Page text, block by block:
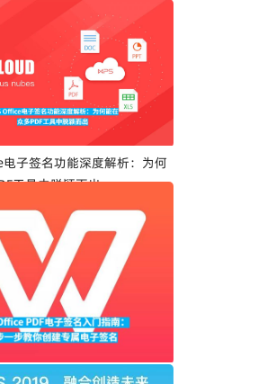
子签名功能深度解析：为何
工具中脱颖而出
PDF电子签名入门指南：一步